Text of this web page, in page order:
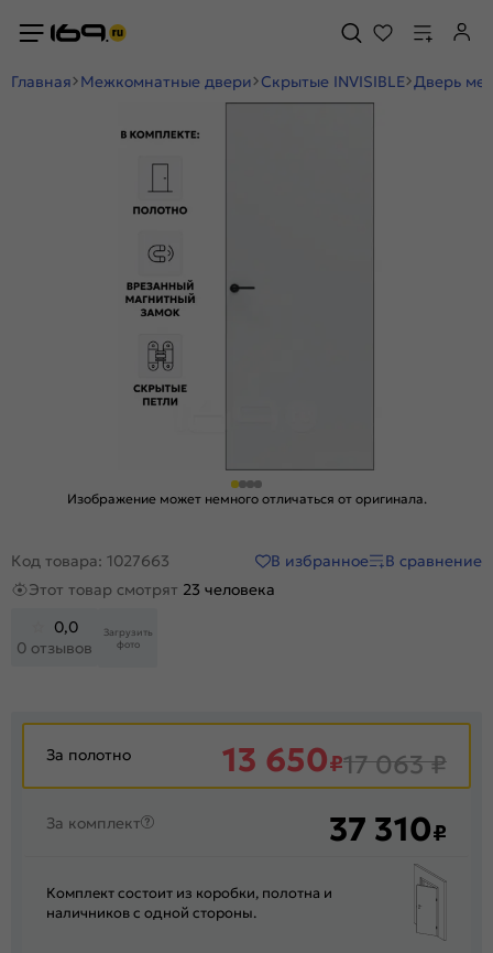
Главная Межкомнатные двери Скрытые INVISIBLE Дверь
Изображение может немного отличаться от оригинала.
Код товара: 1027663 В избранное
В сравнение
Этот товар смотрят 23 человека
0,0
0 отзывов
Загрузить
фото
За полотно 13 650₽17 063₽
За комплект 37 310₽
Комплект состоит из коробки, полотна и
наличников с одной стороны.